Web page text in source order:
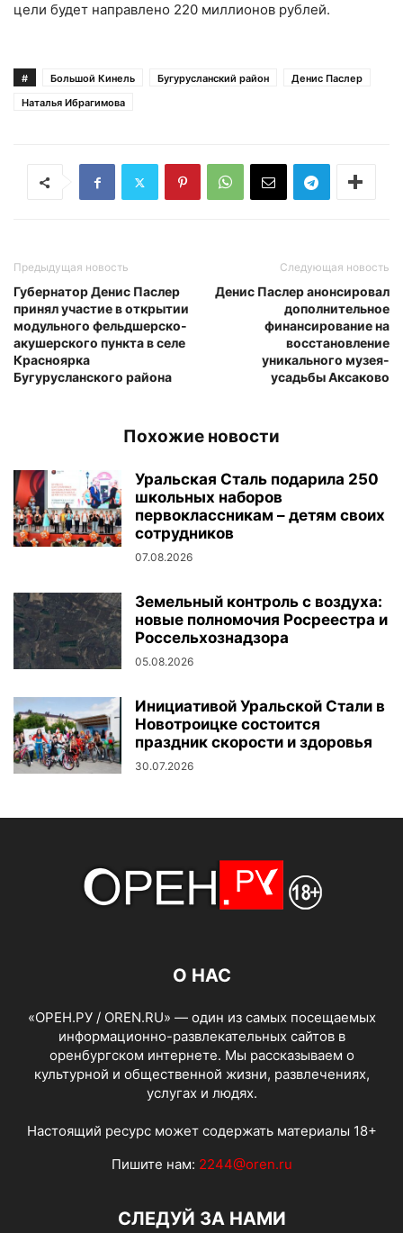
цели будет направлено 220 миллионов рублей.
# Большой Кинель Бугурусланский район
Денис Паслер
Наталья Ибрагимова
Предыдущая новость
Губернатор Денис Паслер
принял участие в открытии
модульного фельдшерско-
акушерского пункта в селе
Красноярка
Бугурусланского района
Следующая новость
Денис Паслер анонсировал
дополнительное
финансирование на
восстановление
уникального музея-
усадьбы Аксаково
Похожие новости
Уральская Сталь подарила 250
школьных наборов
первоклассникам – детям своих
сотрудников
07.08.2026
Земельный контроль с воздуха:
новые полномочия Росреестра и
Россельхознадзора
05.08.2026
Инициативой Уральской Стали в
Новотроицке состоится
праздник скорости и здоровья
30.07.2026
О НАС
«ОРЕН.РУ / OREN.RU» — один из самых посещаемых
информационно-развлекательных сайтов в
оренбургском интернете. Мы рассказываем о
культурной и общественной жизни, развлечениях,
услугах и людях.
Настоящий ресурс может содержать материалы 18+
Пишите нам: 2244@oren.ru
СЛЕДУЙ ЗА НАМИ